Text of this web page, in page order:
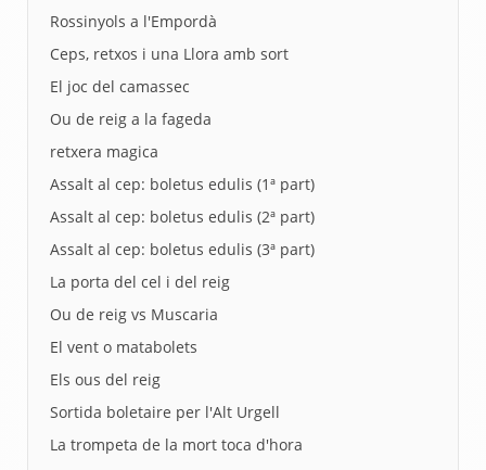
Rossinyols a l'Empordà
Ceps, retxos i una Llora amb sort
El joc del camassec
Ou de reig a la fageda
retxera magica
Assalt al cep: boletus edulis (1ª part)
Assalt al cep: boletus edulis (2ª part)
Assalt al cep: boletus edulis (3ª part)
La porta del cel i del reig
Ou de reig vs Muscaria
El vent o matabolets
Els ous del reig
Sortida boletaire per l'Alt Urgell
La trompeta de la mort toca d'hora